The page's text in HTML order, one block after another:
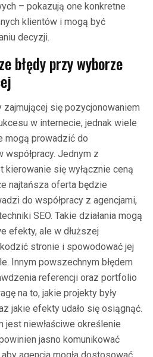
– pokazują one konkretne
klientów i mogą być
decyzji.
błędy przy wyborze
się pozycjonowaniem
w internecie, jednak wiele
mogą prowadzić do
Jednym z
kierowanie się wyłącznie ceną
najtańsza oferta będzie
do współpracy z agencjami,
SEO. Takie działania mogą
efekty, ale w dłuższej
stronie i spowodować jej
Innym powszechnym błędem
referencji oraz portfolio
na to, jakie projekty były
jakie efekty udało się osiągnąć.
jest niewłaściwe określenie
jasno komunikować